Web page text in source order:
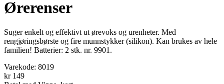
Ørerenser
Suger enkelt og effektivt ut ørevoks og urenheter. Med
rengjøringsbørste og fire munn­stykker (silikon). Kan brukes av hele
fami­lien! Batterier: 2 stk. nr. 9901.
Varekode: 8019
kr 149